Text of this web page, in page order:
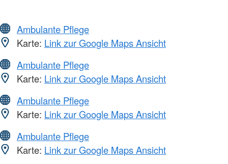
Ambulante Pflege
Karte: Link zur Google Maps Ansicht
Ambulante Pflege
Karte: Link zur Google Maps Ansicht
Ambulante Pflege
Karte: Link zur Google Maps Ansicht
Ambulante Pflege
Karte: Link zur Google Maps Ansicht